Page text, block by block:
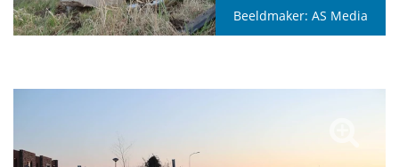
Beeldmaker: AS Media